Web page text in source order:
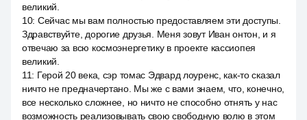
великий.
10: Сейчас мы вам полностью предоставляем эти доступы.
Здравствуйте, дорогие друзья. Меня зовут Иван онтон, и я
отвечаю за всю космоэнергетику в проекте кассиопея
великий.
11: Герой 20 века, сэр томас Эдвард лоуренс, как-то сказал
ничто не предначертано. Мы же с вами знаем, что, конечно,
все несколько сложнее, но ничто не способно отнять у нас
возможность реализовывать свою свободную волю в этом